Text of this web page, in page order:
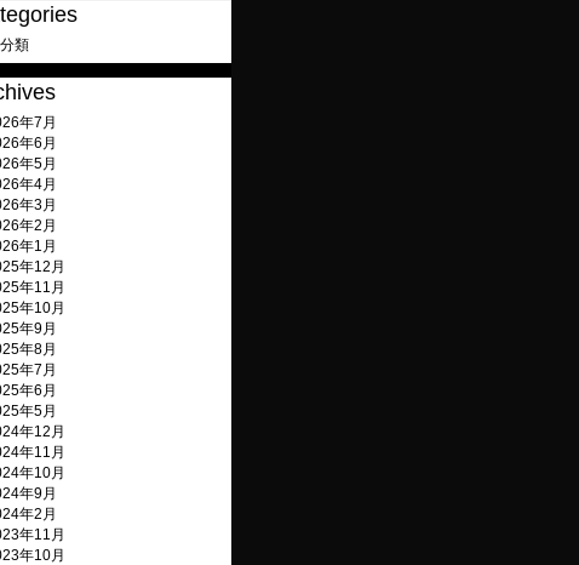
類
年7月
年6月
年5月
年4月
年3月
年2月
年1月
年12月
年11月
年10月
年9月
年8月
年7月
年6月
年5月
年12月
年11月
年10月
年9月
年2月
年11月
年10月